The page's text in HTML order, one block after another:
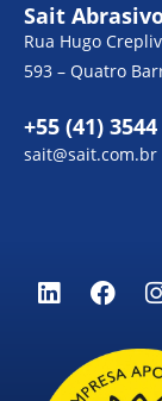
Sait
Rua Hugo
593 – Quatro
+55 (41)
sait@sait.com.br
L
i
e
F
a
e
b
I
t